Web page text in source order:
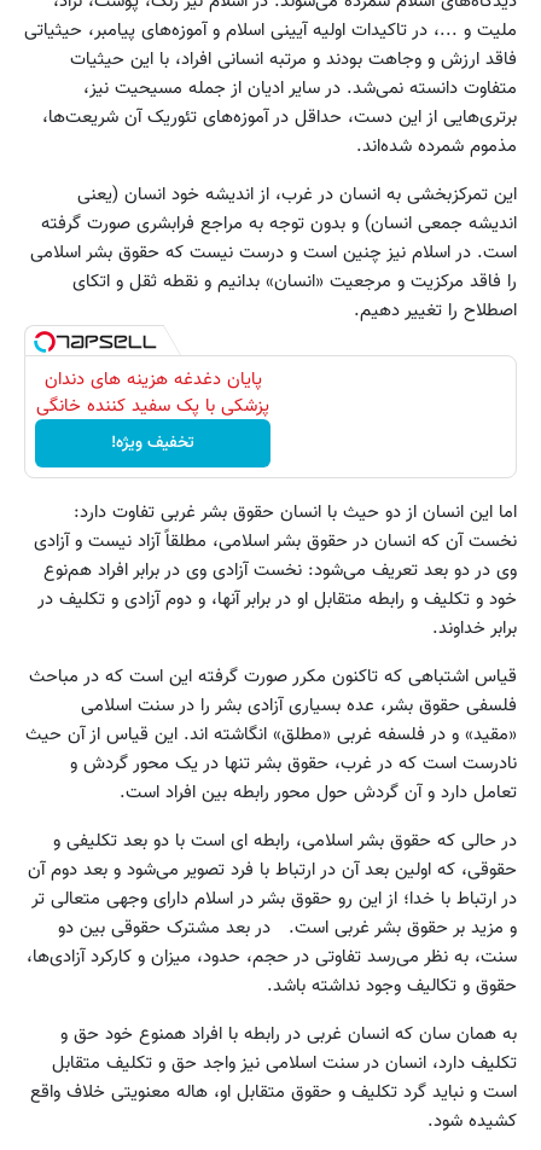
ملیت و ...، در تاکیدات اولیه آیینی اسلام و آموزه‌های پیامبر، حیثیاتی
فاقد ارزش و وجاهت بودند و مرتبه انسانی افراد، با این حیثیات
متفاوت دانسته نمی‌شد. در سایر ادیان از جمله مسیحیت نیز،
برتری‌هایی از این دست، حداقل در آموزه‌های تئوریک آن شریعت‌ها،
مذموم شمرده شده‌اند.
این تمرکزبخشی به انسان در غرب، از اندیشه خود انسان (یعنی
اندیشه جمعی انسان) و بدون توجه به مراجع فرابشری صورت گرفته
است. در اسلام نیز چنین است و درست نیست که حقوق بشر اسلامی
را فاقد مرکزیت و مرجعیت «انسان» بدانیم و نقطه ثقل و اتکای
اصطلاح را تغییر دهیم.
پایان دغدغه هزینه های دندان
پزشکی با پک سفید کننده خانگی
تخفیف ویژه!
اما این انسان از دو حیث با انسان حقوق بشر غربی تفاوت دارد:
نخست آن که انسان در حقوق بشر اسلامی، مطلقاً آزاد نیست و آزادی
وی در دو بعد تعریف می‌شود: نخست آزادی وی در برابر افراد هم‌نوع
خود و تکلیف و رابطه متقابل او در برابر آنها، و دوم آزادی و تکلیف در
برابر خداوند.
قیاس اشتباهی که تاکنون مکرر صورت گرفته این است که در مباحث
فلسفی حقوق بشر، عده بسیاری آزادی بشر را در سنت اسلامی
«مقید» و در فلسفه غربی «مطلق» انگاشته اند. این قیاس از آن حیث
نادرست است که در غرب، حقوق بشر تنها در یک محور گردش و
تعامل دارد و آن گردش حول محور رابطه بین افراد است.
در حالی که حقوق بشر اسلامی، رابطه ای است با دو بعد تکلیفی و
حقوقی، که اولین بعد آن در ارتباط با فرد تصویر می‌شود و بعد دوم آن
در ارتباط با خدا؛ از این رو حقوق بشر در اسلام دارای وجهی متعالی تر
و مزید بر حقوق بشر غربی است. در بعد مشترک حقوقی بین دو
سنت، به نظر می‌رسد تفاوتی در حجم، حدود، میزان و کارکرد آزادی‌ها،
حقوق و تکالیف وجود نداشته باشد.
به همان سان که انسان غربی در رابطه با افراد همنوع خود حق و
تکلیف دارد، انسان در سنت اسلامی نیز واجد حق و تکلیف متقابل
است و نباید گرد تکلیف و حقوق متقابل او، ‌هاله معنویتی خلاف واقع
کشیده شود.